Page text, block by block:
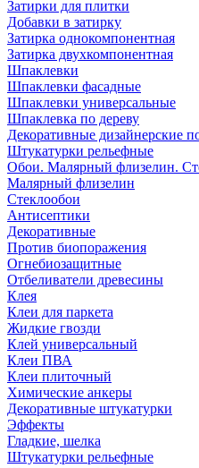
Затирки для плитки
Добавки в затирку
Затирка однокомпонентная
Затирка двухкомпонентная
Шпаклевки
Шпаклевки фасадные
Шпаклевки универсальные
Шпаклевка по дереву
Декоративные дизайнерские
Штукатурки рельефные
Обои. Малярный флизелин.
Малярный флизелин
Стеклообои
Антисептики
Декоративные
Против биопоражения
Огнебиозащитные
Отбеливатели древесины
Клея
Клеи для паркета
Жидкие гвозди
Клей универсальный
Клеи ПВА
Клеи плиточный
Химические анкеры
Декоративные штукатурки
Эффекты
Гладкие, шелка
Штукатурки рельефные